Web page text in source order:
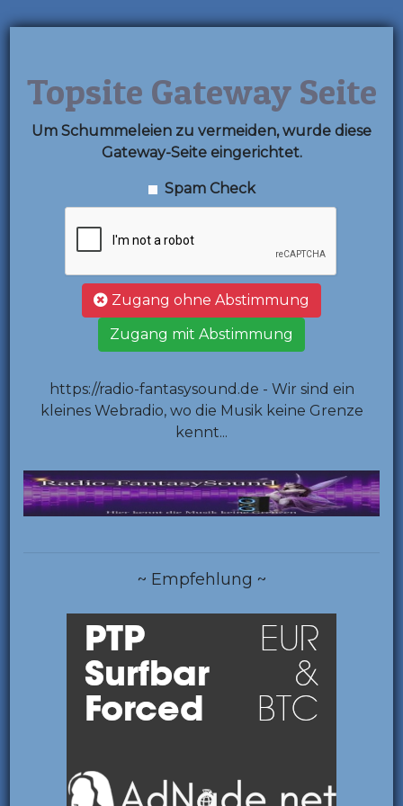
Topsite Gateway Seite
Um Schummeleien zu vermeiden, wurde diese
Gateway-Seite eingerichtet.
Spam Check
Zugang ohne Abstimmung
Zugang mit Abstimmung
https://radio-fantasysound.de - Wir sind ein
kleines Webradio, wo die Musik keine Grenze
kennt...
~ Empfehlung ~